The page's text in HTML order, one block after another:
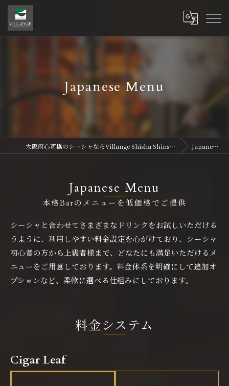
Japanese Menu
大阪府心斎橋のシーシャならVillange Shisha Shinsaibasi〜ヴィランジュ シーシャ 心斎橋 Japanese Menu
本格Barのメニューを低価格でご提供
Japanese Menu
シーシャと合わせてさまざまなドリンクをお試しいただける
うように、利用しやすい料金設定を心がけており、シーシャ
初心者の方から上級者様まで、どなたにも満足いただけるメ
ニューをご用意しております。料金体系を明確にして追加オ
プションなど、柔軟に選べる仕組みにしております。
料金システム
Cigar Leaf